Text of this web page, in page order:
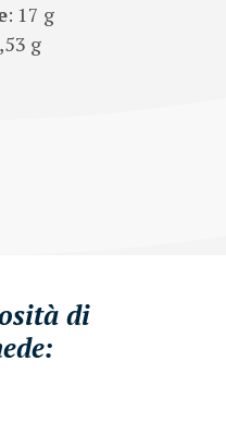
: 17 g
g
di